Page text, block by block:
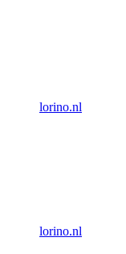
lorino.nl
lorino.nl